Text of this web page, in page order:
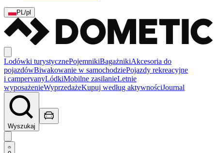
PL/pl
Lodówki turystycznePojemnikiBagażnikiAkcesoria do
pojazdówBiwakowanie w samochodziePojazdy rekreacyjne
i campervanyLódkiMobilne zasilanieLetnie
wyposażenieWyprzedażeKupuj według aktywnościJournal
Wyszukaj